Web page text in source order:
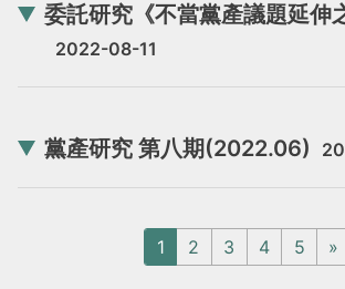
委託研究《不當黨產議題延伸
2022-08-11
黨產研究 第八期(2022.06)
1 2 3 4 5 »